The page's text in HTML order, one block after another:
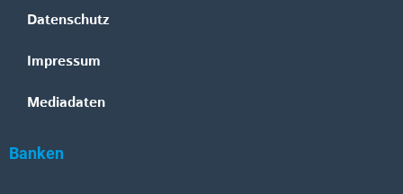
Datenschutz
Impressum
Mediadaten
Banken